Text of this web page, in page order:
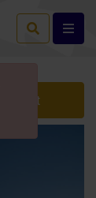
Contact